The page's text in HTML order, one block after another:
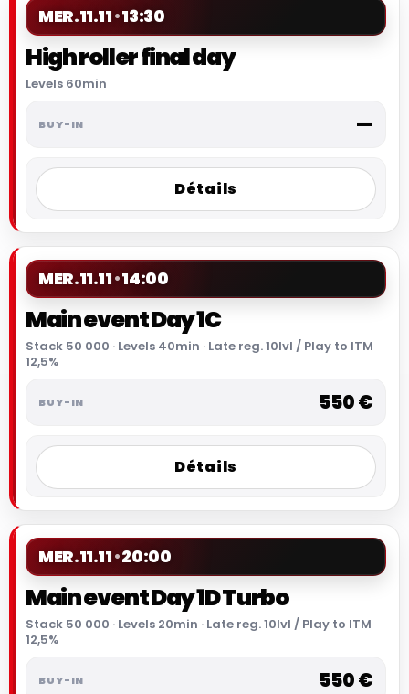
MER.11.11 13:30
High roller final day
Levels 60min
—
Détails
MER.11.11 14:00
Main event Day 1C
Stack 50 000 · Levels 40min · Late reg. 10lvl / Play to ITM
12,5%
550 €
Détails
MER.11.11 20:00
Main event Day 1D Turbo
Stack 50 000 · Levels 20min · Late reg. 10lvl / Play to ITM
12,5%
550 €